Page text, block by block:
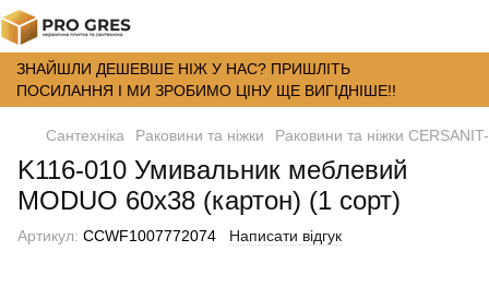
ЗНАЙШЛИ ДЕШЕВШЕ НІЖ У НАС? ПРИШЛІТЬ
ПОСИЛАННЯ І МИ ЗРОБИМО ЦІНУ ЩЕ ВИГІДНІШЕ!!
Сантехніка Раковини та ніжки Раковини та ніжки
K116-010 Умивальник меблевий
MODUO 60х38 (картон) (1 сорт)
Артикул: CCWF1007772074 Написати відгук